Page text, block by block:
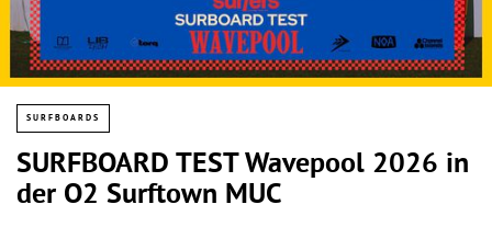
SURFBOARDS
SURFBOARD TEST Wavepool 2026 in
der O2 Surftown MUC